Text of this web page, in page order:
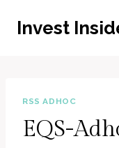
InhaltInvest
RSS ADHOC
EQS-